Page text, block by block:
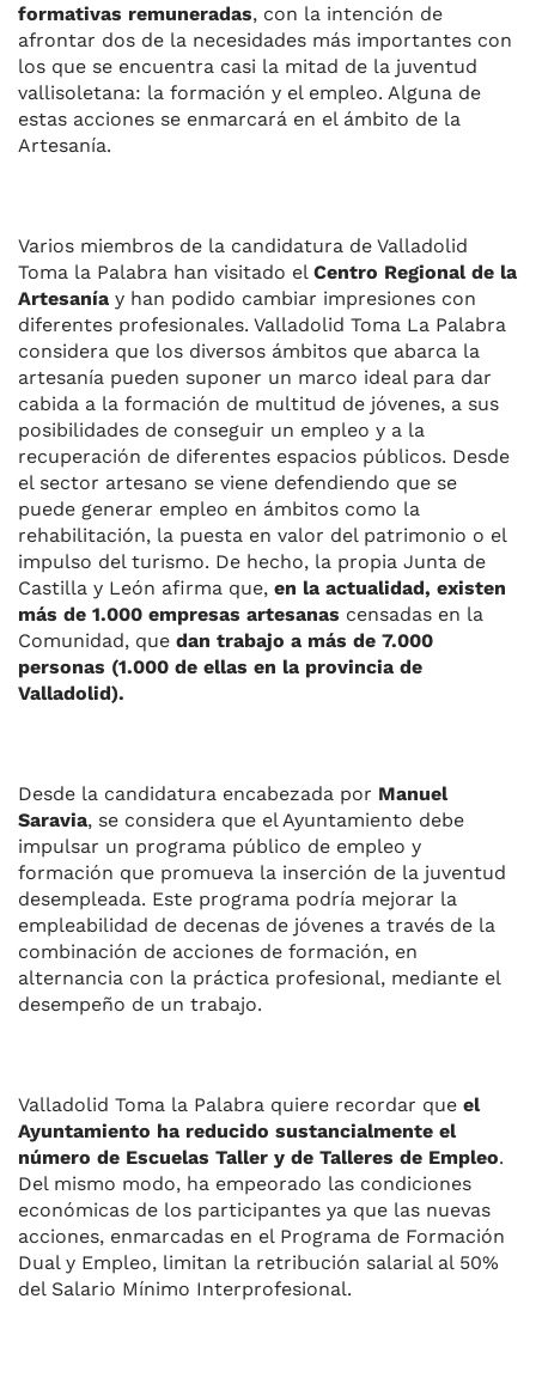
formativas remuneradas, con la intención de
afrontar dos de la necesidades más importantes con
los que se encuentra casi la mitad de la juventud
vallisoletana: la formación y el empleo. Alguna de
estas acciones se enmarcará en el ámbito de la
Artesanía.
Varios miembros de la candidatura de Valladolid
Toma la Palabra han visitado el Centro Regional de la
Artesanía y han podido cambiar impresiones con
diferentes profesionales. Valladolid Toma La Palabra
considera que los diversos ámbitos que abarca la
artesanía pueden suponer un marco ideal para dar
cabida a la formación de multitud de jóvenes, a sus
posibilidades de conseguir un empleo y a la
recuperación de diferentes espacios públicos. Desde
el sector artesano se viene defendiendo que se
puede generar empleo en ámbitos como la
rehabilitación, la puesta en valor del patrimonio o el
impulso del turismo. De hecho, la propia Junta de
Castilla y León afirma que, en la actualidad, existen
más de 1.000 empresas artesanas censadas en la
Comunidad, que dan trabajo a más de 7.000
personas (1.000 de ellas en la provincia de
Valladolid).
Desde la candidatura encabezada por Manuel
Saravia, se considera que el Ayuntamiento debe
impulsar un programa público de empleo y
formación que promueva la inserción de la juventud
desempleada. Este programa podría mejorar la
empleabilidad de decenas de jóvenes a través de la
combinación de acciones de formación, en
alternancia con la práctica profesional, mediante el
desempeño de un trabajo.
Valladolid Toma la Palabra quiere recordar que el
Ayuntamiento ha reducido sustancialmente el
número de Escuelas Taller y de Talleres de Empleo.
Del mismo modo, ha empeorado las condiciones
económicas de los participantes ya que las nuevas
acciones, enmarcadas en el Programa de Formación
Dual y Empleo, limitan la retribución salarial al 50%
del Salario Mínimo Interprofesional.